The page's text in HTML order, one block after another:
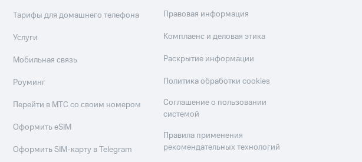
Тарифы для домашнего телефона
Услуги
Мобильная связь
Роуминг
Перейти в МТС со своим номером
Оформить eSIM
Оформить SIM-карту в Telegram
Правовая информация
Комплаенс и деловая этика
Раскрытие информации
Политика обработки cookies
Соглашение о пользовании
системой
Правила применения
рекомендательных технологий